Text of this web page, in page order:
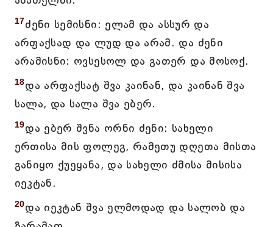
17ძენი სემისნი: ელამ და ასსურ და
არფაქსად და ლუდ და არამ. და ძენი
არამისნი: ოვსესოლ და გათერ და მოსოქ.
18და არფაქსატ შვა კაინან, და კაინან შვა
სალა, და სალა შვა ებერ.
19და ებერ შვნა ორნი ძენი: სახელი
ერთისა მის ფოლეგ, რამეთუ დღეთა მისთა
განიყო ქუეყანა, და სახელი ძმისა მისისა
იეკტან.
20და იეკტან შვა ელმოდად და სალობ და